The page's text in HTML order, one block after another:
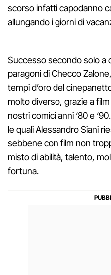
scorso infatti capodanno
allungando i giorni di
Successo secondo solo a
paragoni di Checco
tempi d’oro del
molto diverso, grazie a
nostri comici anni ‘80 e
le quali Alessandro Siani
sebbene con film non
misto di abilità, talento,
fortuna.